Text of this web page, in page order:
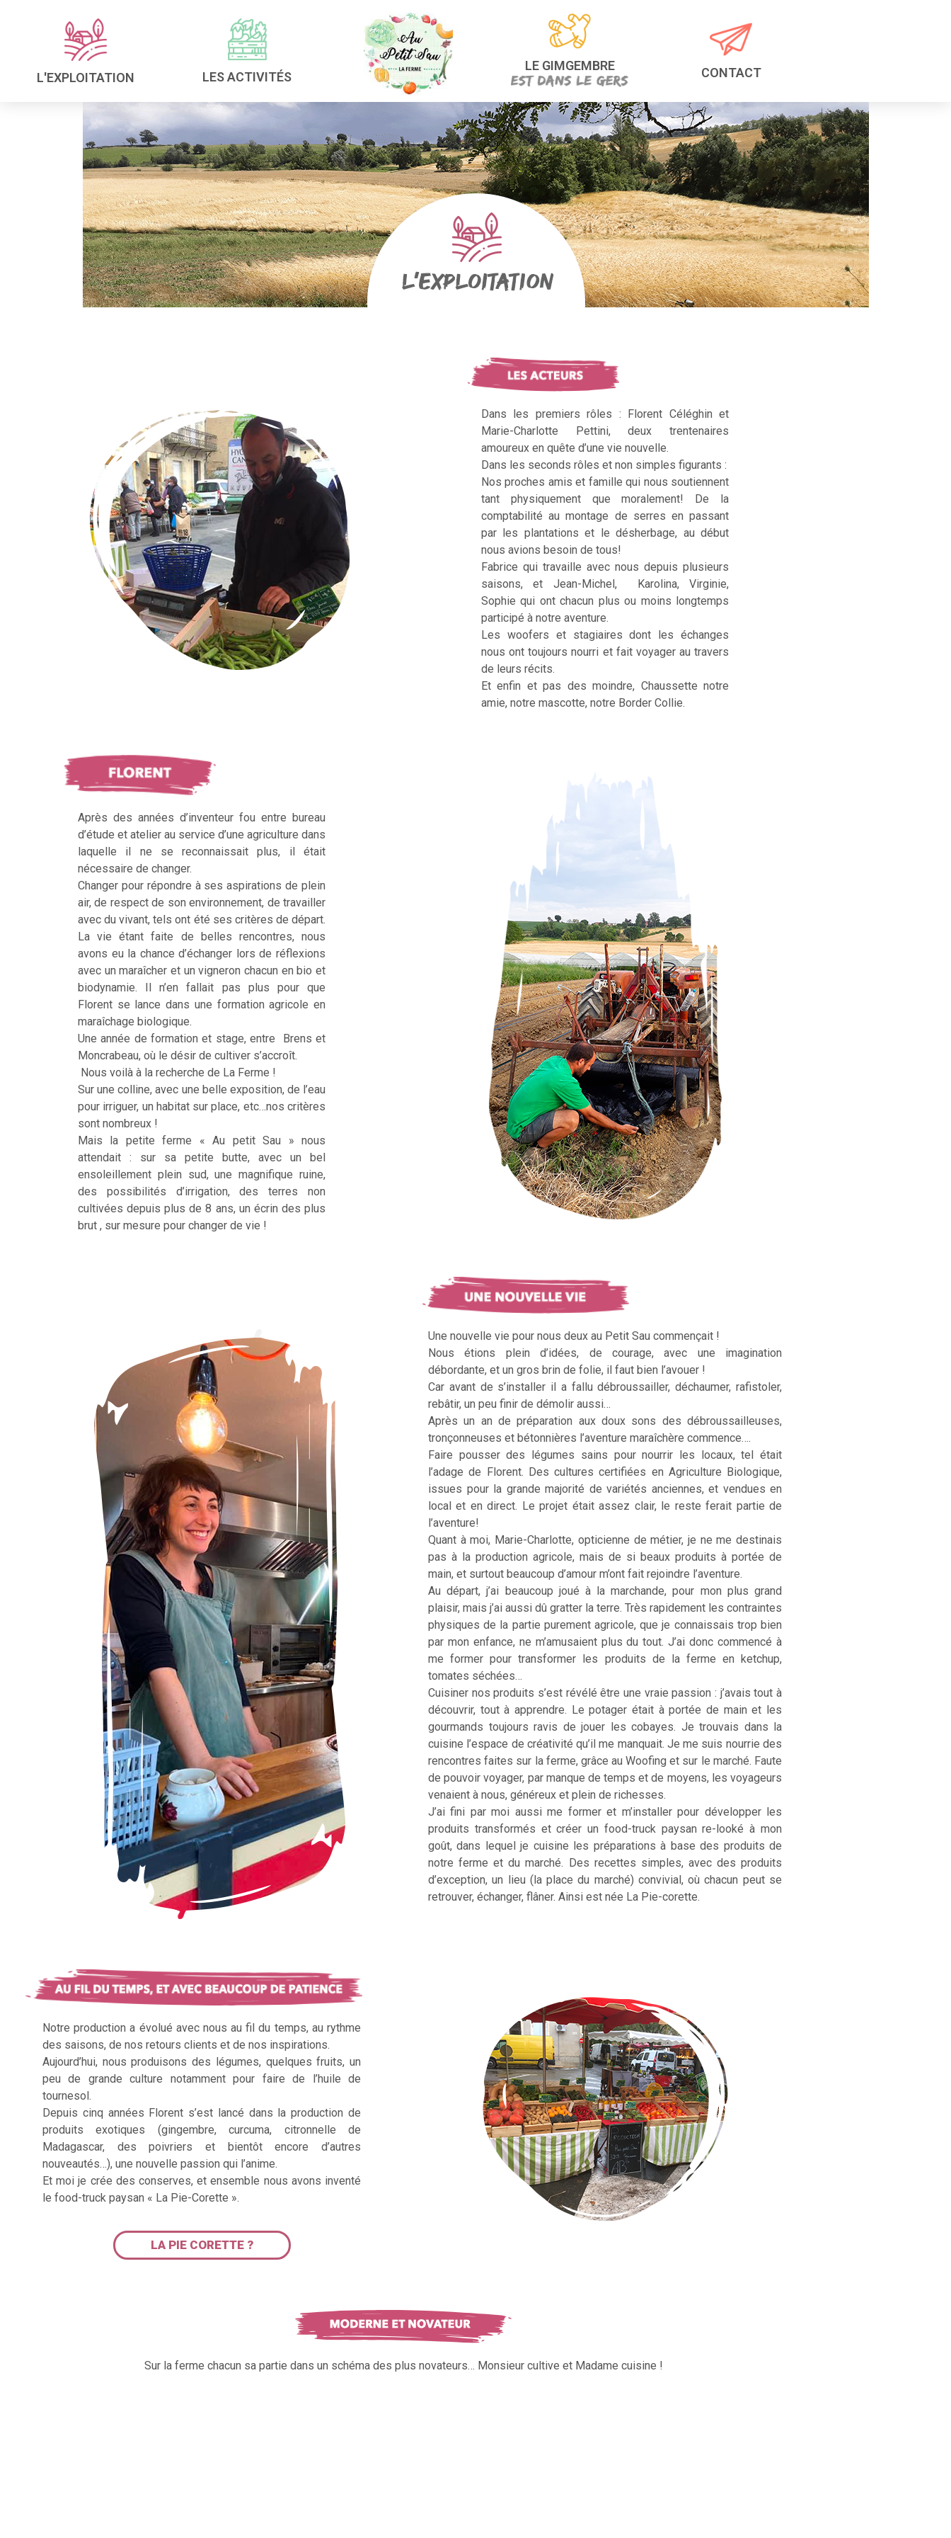
L'EXPLOITATION LES ACTIVITÉS
LE GIMGEMBRE CONTACT
Dans les premiers rôles : Florent Céléghin et
Marie-Charlotte Pettini, deux trentenaires
amoureux en quête d’une vie nouvelle.
Dans les seconds rôles et non simples figurants :
Nos proches amis et famille qui nous soutiennent
tant physiquement que moralement! De la
comptabilité au montage de serres en passant
par les plantations et le désherbage, au début
nous avions besoin de tous!
Fabrice qui travaille avec nous depuis plusieurs
saisons, et Jean-Michel, Karolina, Virginie,
Sophie qui ont chacun plus ou moins longtemps
participé à notre aventure.
Les woofers et stagiaires dont les échanges
nous ont toujours nourri et fait voyager au travers
de leurs récits.
Et enfin et pas des moindre, Chaussette notre
amie, notre mascotte, notre Border Collie.
Après des années d’inventeur fou entre bureau
d’étude et atelier au service d’une agriculture dans
laquelle il ne se reconnaissait plus, il était
nécessaire de changer.
Changer pour répondre à ses aspirations de plein
air, de respect de son environnement, de travailler
avec du vivant, tels ont été ses critères de départ.
La vie étant faite de belles rencontres, nous
avons eu la chance d’échanger lors de réflexions
avec un maraîcher et un vigneron chacun en bio et
biodynamie. Il n’en fallait pas plus pour que
Florent se lance dans une formation agricole en
maraîchage biologique.
Une année de formation et stage, entre Brens et
Moncrabeau, où le désir de cultiver s’accroît.
Nous voilà à la recherche de La Ferme !
Sur une colline, avec une belle exposition, de l’eau
pour irriguer, un habitat sur place, etc…nos critères
sont nombreux !
Mais la petite ferme « Au petit Sau » nous
attendait : sur sa petite butte, avec un bel
ensoleillement plein sud, une magnifique ruine,
des possibilités d’irrigation, des terres non
cultivées depuis plus de 8 ans, un écrin des plus
brut , sur mesure pour changer de vie !
Une nouvelle vie pour nous deux au Petit Sau commençait !
Nous étions plein d’idées, de courage, avec une imagination
débordante, et un gros brin de folie, il faut bien l’avouer !
Car avant de s’installer il a fallu débroussailler, déchaumer, rafistoler,
rebâtir, un peu finir de démolir aussi…
Après un an de préparation aux doux sons des débroussailleuses,
tronçonneuses et bétonnières l’aventure maraîchère commence….
Faire pousser des légumes sains pour nourrir les locaux, tel était
l’adage de Florent. Des cultures certifiées en Agriculture Biologique,
issues pour la grande majorité de variétés anciennes, et vendues en
local et en direct. Le projet était assez clair, le reste ferait partie de
l’aventure!
Quant à moi, Marie-Charlotte, opticienne de métier, je ne me destinais
pas à la production agricole, mais de si beaux produits à portée de
main, et surtout beaucoup d’amour m’ont fait rejoindre l’aventure.
Au départ, j’ai beaucoup joué à la marchande, pour mon plus grand
plaisir, mais j’ai aussi dû gratter la terre. Très rapidement les contraintes
physiques de la partie purement agricole, que je connaissais trop bien
par mon enfance, ne m’amusaient plus du tout. J’ai donc commencé à
me former pour transformer les produits de la ferme en ketchup,
tomates séchées…
Cuisiner nos produits s’est révélé être une vraie passion : j’avais tout à
découvrir, tout à apprendre. Le potager était à portée de main et les
gourmands toujours ravis de jouer les cobayes. Je trouvais dans la
cuisine l’espace de créativité qu’il me manquait. Je me suis nourrie des
rencontres faites sur la ferme, grâce au Woofing et sur le marché. Faute
de pouvoir voyager, par manque de temps et de moyens, les voyageurs
venaient à nous, généreux et plein de richesses.
J’ai fini par moi aussi me former et m’installer pour développer les
produits transformés et créer un food-truck paysan re-looké à mon
goût, dans lequel je cuisine les préparations à base des produits de
notre ferme et du marché. Des recettes simples, avec des produits
d’exception, un lieu (la place du marché) convivial, où chacun peut se
retrouver, échanger, flâner. Ainsi est née La Pie-corette.
Notre production a évolué avec nous au fil du temps, au rythme
des saisons, de nos retours clients et de nos inspirations.
Aujourd’hui, nous produisons des légumes, quelques fruits, un
peu de grande culture notamment pour faire de l’huile de
tournesol.
Depuis cinq années Florent s’est lancé dans la production de
produits exotiques (gingembre, curcuma, citronnelle de
Madagascar, des poivriers et bientôt encore d’autres
nouveautés…), une nouvelle passion qui l’anime.
Et moi je crée des conserves, et ensemble nous avons inventé
le food-truck paysan « La Pie-Corette ».
LA PIE CORETTE ?
Sur la ferme chacun sa partie dans un schéma des plus novateurs… Monsieur cultive et Madame cuisine !